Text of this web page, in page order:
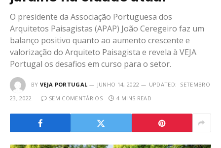
O presidente da Associação Portuguesa dos
Arquitetos Paisagistas (APAP) João Ceregeiro faz um
balanço positivo quanto ao aumento crescente e
valorização do Arquiteto Paisagista e revela à VEJA
Portugal os desafios em curso para o setor.
BY VEJA PORTUGAL JUNHO 14, 2022 UPDATED: SETEMBRO
23, 2022
SEM COMENTÁRIOS 4 MINS READ